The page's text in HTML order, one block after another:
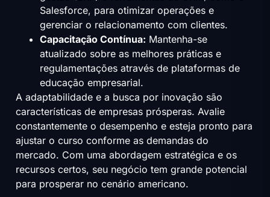
Salesforce, para otimizar operações e
gerenciar o relacionamento com clientes.
Capacitação Contínua: Mantenha-se
atualizado sobre as melhores práticas e
regulamentações através de plataformas de
educação empresarial.
A adaptabilidade e a busca por inovação são
características de empresas prósperas. Avalie
constantemente o desempenho e esteja pronto para
ajustar o curso conforme as demandas do
mercado. Com uma abordagem estratégica e os
recursos certos, seu negócio tem grande potencial
para prosperar no cenário americano.